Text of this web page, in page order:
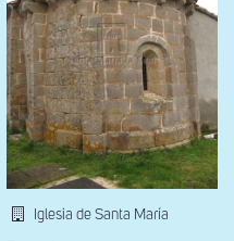
Iglesia de Santa María